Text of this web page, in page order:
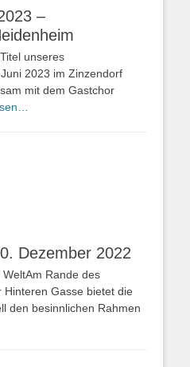
–
unseres
2023 im Zinzendorf
mit dem Gastchor
Dezember 2022
Rande des
Gasse bietet die
den besinnlichen Rahmen